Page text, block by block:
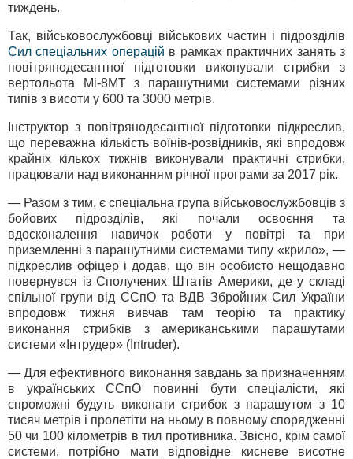
тиждень.
Так, військовослужбовці військових частин і підрозділів
Сил спеціальних операцій в рамках практичних занять з
повітрянодесантної підготовки виконували стрибки з
вертольота Мі-8МТ з парашутними системами різних
типів з висоти у 600 та 3000 метрів.
Інструктор з повітрянодесантної підготовки підкреслив,
що переважна кількість воїнів-розвідників, які впродовж
крайніх кількох тижнів виконували практичні стрибки,
працювали над виконанням річної програми за 2017 рік.
— Разом з тим, є спеціальна група військовослужбовців з
бойових підрозділів, які почали освоєння та
вдосконалення навичок роботи у повітрі та при
приземленні з парашутними системами типу «крило», —
підкреслив офіцер і додав, що він особисто нещодавно
повернувся із Сполучених Штатів Америки, де у складі
спільної групи від ССпО та ВДВ Збройних Сил України
впродовж тижня вивчав там теорію та практику
виконання стрибків з американськими парашутами
системи «Інтрудер» (Intruder).
— Для ефективного виконання завдань за призначенням
в українських ССпО повинні бути спеціалісти, які
спроможні будуть виконати стрибок з парашутом з 10
тисяч метрів і пролетіти на ньому в повному спорядженні
50 чи 100 кілометрів в тил противника. Звісно, крім самої
системи, потрібно мати відповідне кисневе висотне